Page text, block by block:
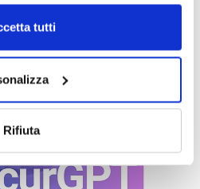
tutti
Rifiuta